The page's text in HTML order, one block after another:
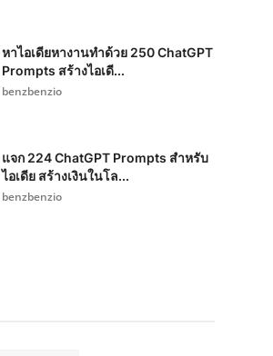
หาไอเดียหางานทำด้วย 250 ChatGPT
Prompts สร้างไอเดี...
benzbenzio
แจก 224 ChatGPT Prompts สำหรับ
ไอเดีย สร้างเงินในโล...
benzbenzio